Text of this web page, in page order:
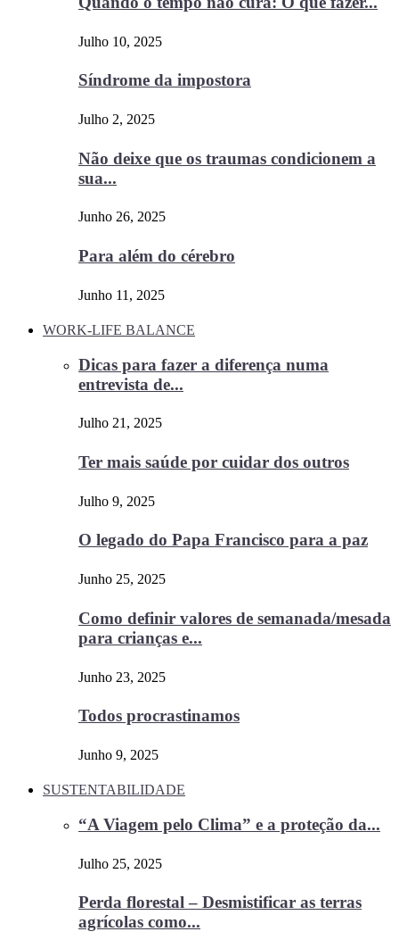
Julho 10, 2025
Síndrome da impostora
Julho 2, 2025
Não deixe que os traumas condicionem a
sua...
Junho 26, 2025
Para além do cérebro
Junho 11, 2025
WORK-LIFE BALANCE
Dicas para fazer a diferença numa
entrevista de...
Julho 21, 2025
Ter mais saúde por cuidar dos outros
Julho 9, 2025
O legado do Papa Francisco para a paz
Junho 25, 2025
Como definir valores de semanada/mesada
para crianças e...
Junho 23, 2025
Todos procrastinamos
Junho 9, 2025
SUSTENTABILIDADE
“A Viagem pelo Clima” e a proteção da...
Julho 25, 2025
Perda florestal – Desmistificar as terras
agrícolas como...